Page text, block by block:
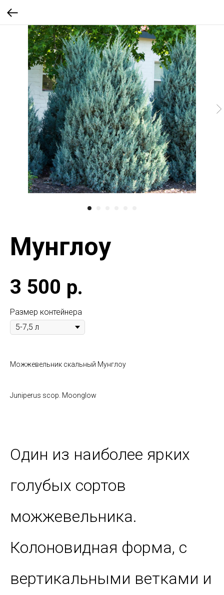
Мунглоу
3 500 р.
Размер контейнера
Можжевельник скальный Мунглоу
Juniperus scop. Moonglow
Один из наиболее ярких
голубых сортов
можжевельника.
Колоновидная форма, с
вертикальными ветками и